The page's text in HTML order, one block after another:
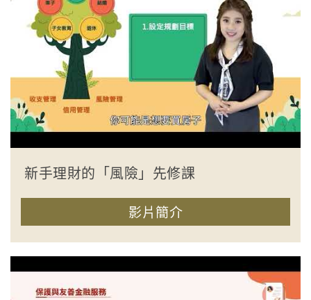
新手理財的「風險」先修課
影片簡介
收合簡介